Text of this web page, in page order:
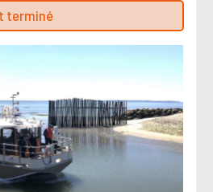
terminé